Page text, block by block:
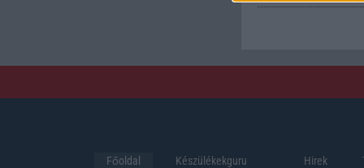
Főoldal Készülékekguru Hirek